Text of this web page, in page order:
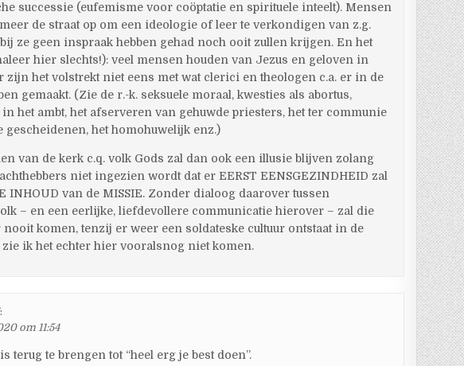
successie (eufemisme voor coöptatie en spirituele inteelt). Mensen
de straat op om een ideologie of leer te verkondigen van z.g.
ze geen inspraak hebben gehad noch ooit zullen krijgen. En het
hier slechts!): veel mensen houden van Jezus en geloven in
zijn het volstrekt niet eens met wat clerici en theologen c.a. er in de
gemaakt. (Zie de r.-k. seksuele moraal, kwesties als abortus,
het ambt, het afserveren van gehuwde priesters, het ter communie
gescheidenen, het homohuwelijk enz.)
van de kerk c.q. volk Gods zal dan ook een illusie blijven zolang
niet ingezien wordt dat er EERST EENSGEZINDHEID zal
INHOUD van de MISSIE. Zonder dialoog daarover tussen
– en een eerlijke, liefdevollere communicatie hierover – zal die
nooit komen, tenzij er weer een soldateske cultuur ontstaat in de
zie ik het echter hier vooralsnog niet komen.
om 11:54
terug te brengen tot “heel erg je best doen”.